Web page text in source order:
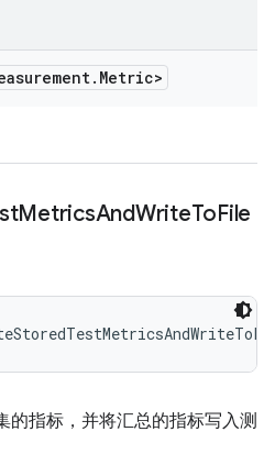
. Metric>
MetricsAndWriteToFile
的指标，并将汇总的指标写入测